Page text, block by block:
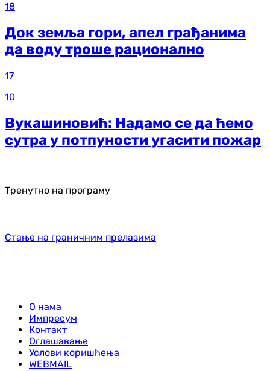
18
Док земља гори, апел грађанима
да воду троше рационално
17
10
Вукашиновић: Надамо се да ћемо
сутра у потпуности угасити пожар
Тренутно на програму
Стање на граничним прелазима
О нама
Импресум
Контакт
Оглашавање
Услови коришћења
WEBMAIL